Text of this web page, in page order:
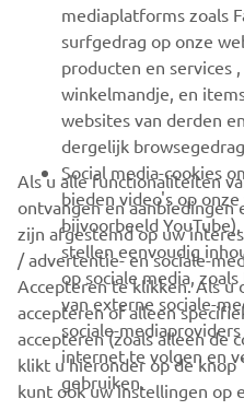
ONDERSTEUNING
NIEUWSBRIEF
Wees de eerste die meer te
speciale evenementen, nieuwe
Lees ons privacybeleid om te
gegevens verwerken:
mediaplatforms zoals
surfgedrag op onze
producten en services
winkelmandje, en
websites van derden
dergelijk
Social media-cookies
bieden video's op
bijvoorbeeld
stellen eenvoudig
op sociale media,
van externe sociale-
sociale-
internet te volgen en
gebruiken.
Als u alle functionaliteiten
ontvangen en
zijn afgestemd op uw
/ advertentie- en sociale-
Accepteren te klikken. Als u
accepteren of alleen
accepteren (zoals alleen de
klikt u hieronder op de knop
kunt ook uw instellingen op